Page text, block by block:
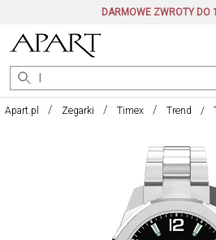
DARMOWE ZWROTY DO
Apart.pl Zegarki Timex Trend